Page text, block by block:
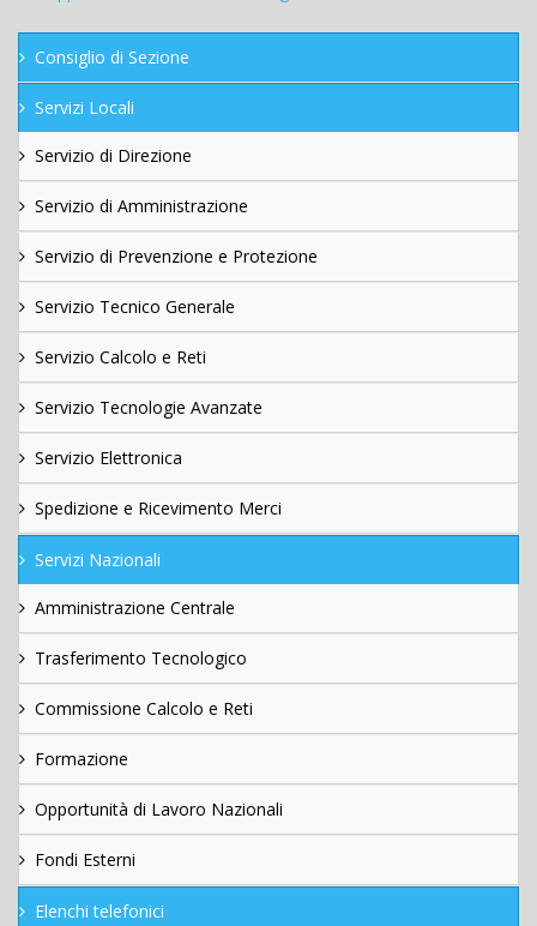
Consiglio di Sezione
Servizi Locali
Servizio di Direzione
Servizio di Amministrazione
Servizio di Prevenzione e Protezione
Servizio Tecnico Generale
Servizio Calcolo e Reti
Servizio Tecnologie Avanzate
Servizio Elettronica
Spedizione e Ricevimento Merci
Servizi Nazionali
Amministrazione Centrale
Trasferimento Tecnologico
Commissione Calcolo e Reti
Formazione
Opportunità di Lavoro Nazionali
Fondi Esterni
Elenchi telefonici